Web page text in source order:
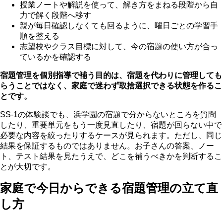
授業ノートや解説を使って、解き方をまねる段階から自
力で解く段階へ移す
親が毎日確認しなくても回るように、曜日ごとの学習手
順を整える
志望校やクラス目標に対して、今の宿題の使い方が合っ
ているかを確認する
宿題管理を個別指導で補う目的は、宿題を代わりに管理しても
らうことではなく、家庭で迷わず取捨選択できる状態を作るこ
とです。
SS-1の体験談でも、浜学園の宿題で分からないところを質問
したり、重要単元をもう一度見直したり、宿題が回らない中で
必要な内容を絞ったりするケースが見られます。ただし、同じ
結果を保証するものではありません。お子さんの答案、ノー
ト、テスト結果を見たうえで、どこを補うべきかを判断するこ
とが大切です。
家庭で今日からできる宿題管理の立て直
し方